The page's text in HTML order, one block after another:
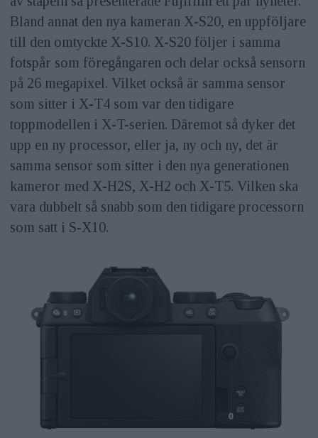
Bland annat den nya kameran X-S20, en uppföljare
till den omtyckte X-S10. X-S20 följer i samma
fotspår som föregångaren och delar också sensorn
på 26 megapixel. Vilket också är samma sensor
som sitter i X-T4 som var den tidigare
toppmodellen i X-T-serien. Däremot så dyker det
upp en ny processor, eller ja, ny och ny, det är
samma sensor som sitter i den nya generationen
kameror med X-H2S, X-H2 och X-T5. Vilken ska
vara dubbelt så snabb som den tidigare processorn
som satt i S-X10.